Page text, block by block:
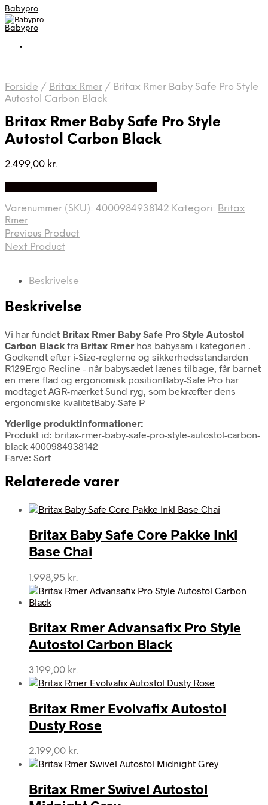
Babypro
Babypro
Forside / Britax Rmer / Britax Rmer Baby Safe Pro Style
Autostol Carbon Black
Britax Rmer Baby Safe Pro Style
Autostol Carbon Black
2.499,00 kr.
Varenummer (SKU): 4000984938142 Kategori: Britax
Rmer
Previous Product
Next Product
Beskrivelse
Beskrivelse
Vi har fundet Britax Rmer Baby Safe Pro Style Autostol
Carbon Black fra Britax Rmer hos babysam i kategorien .
Godkendt efter i-Size-reglerne og sikkerhedsstandarden
R129Ergo Recline – når babysædet lænes tilbage, får barnet
en mere flad og ergonomisk positionBaby-Safe Pro har
modtaget AGR-mærket Sund ryg, som bekræfter dens
ergonomiske kvalitetBaby-Safe P
Yderlige produktinformationer:
Produkt id: britax-rmer-baby-safe-pro-style-autostol-carbon-
black 4000984938142
Farve: Sort
Relaterede varer
Britax Baby Safe Core Pakke Inkl
Base Chai
1.998,95 kr.
Britax Rmer Advansafix Pro Style
Autostol Carbon Black
3.199,00 kr.
Britax Rmer Evolvafix Autostol
Dusty Rose
2.199,00 kr.
Britax Rmer Swivel Autostol